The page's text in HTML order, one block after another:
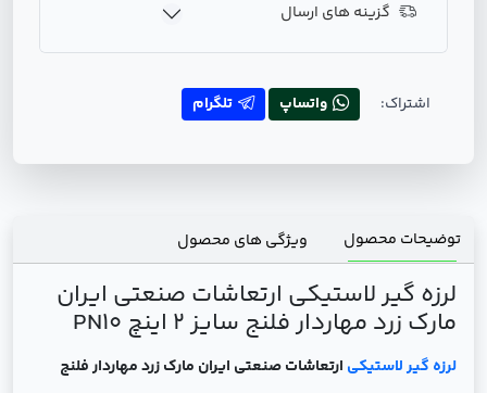
گزینه های ارسال
اشتراک: واتساپ تلگرام
توضیحات محصول ویژگی های محصول
لرزه گیر لاستیکی ارتعاشات صنعتی ایران
مارک زرد مهاردار فلنج سایز 2 اینچ PN10
لرزه گیر لاستیکی ارتعاشات صنعتی ایران مارک زرد مهاردار فلنج